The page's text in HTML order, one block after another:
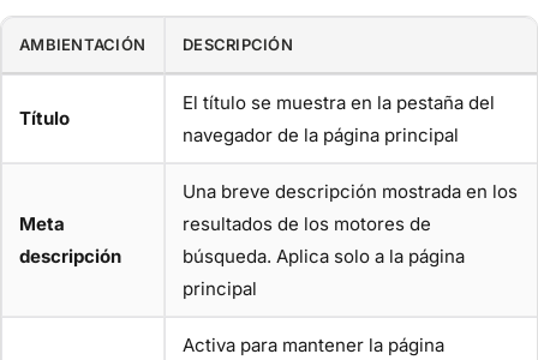
AMBIENTACIÓN DESCRIPCIÓN
Título
El título se muestra en la pestaña del
navegador de la página principal
Meta
descripción
Una breve descripción mostrada en los
resultados de los motores de
búsqueda. Aplica solo a la página
principal
Activa para mantener la página